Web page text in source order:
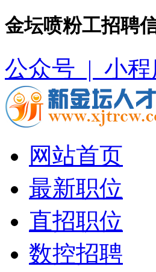
金坛喷粉工招聘
公众号 | 小程
网站首页
最新职位
直招职位
数控招聘